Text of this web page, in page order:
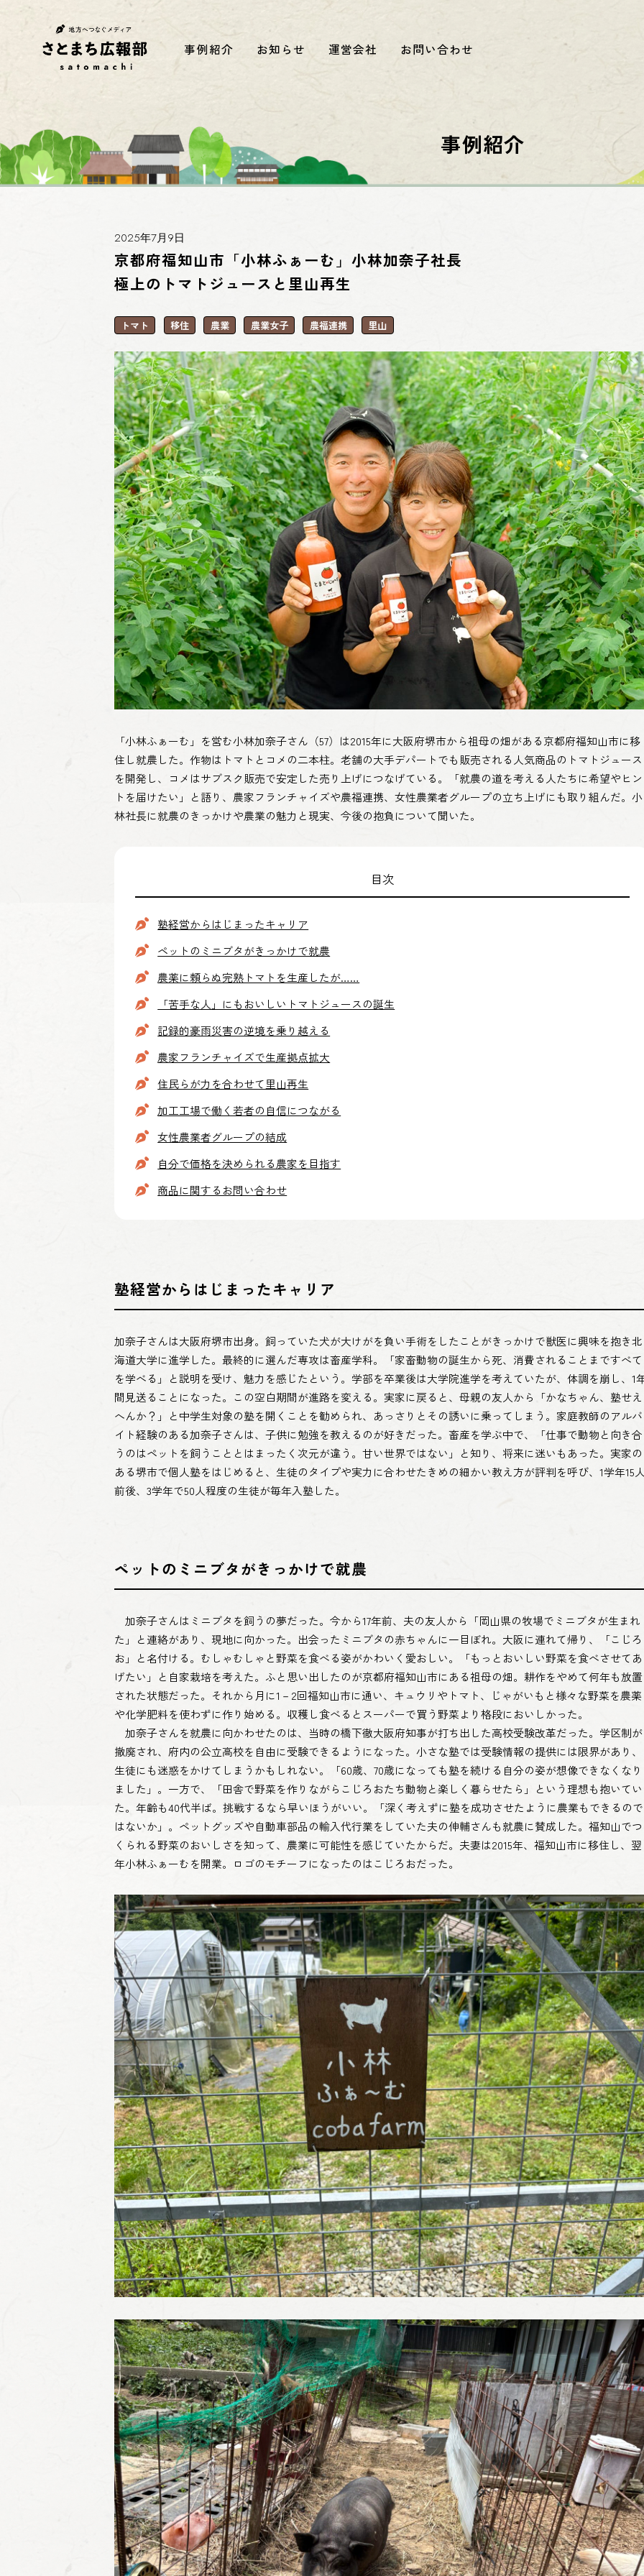
事例紹介 お知らせ 運営会社 お問い合わせ
事例紹介
2025年7月9日
京都府福知山市「小林ふぁーむ」小林加奈子社長
極上のトマトジュースと里山再生
トマト 移住 農業 農業女子 農福連携 里山
「小林ふぁーむ」を営む小林加奈子さん（57）は2015年に大阪府堺市から祖母の畑がある京都府福知山市に移
住し就農した。作物はトマトとコメの二本柱。老舗の大手デパートでも販売される人気商品のトマトジュース
を開発し、コメはサブスク販売で安定した売り上げにつなげている。「就農の道を考える人たちに希望やヒン
トを届けたい」と語り、農家フランチャイズや農福連携、女性農業者グループの立ち上げにも取り組んだ。小
林社長に就農のきっかけや農業の魅力と現実、今後の抱負について聞いた。
目次
塾経営からはじまったキャリア
ペットのミニブタがきっかけで就農
農薬に頼らぬ完熟トマトを生産したが……
「苦手な人」にもおいしいトマトジュースの誕生
記録的豪雨災害の逆境を乗り越える
農家フランチャイズで生産拠点拡大
住民らが力を合わせて里山再生
加工工場で働く若者の自信につながる
女性農業者グループの結成
自分で価格を決められる農家を目指す
商品に関するお問い合わせ
塾経営からはじまったキャリア
加奈子さんは大阪府堺市出身。飼っていた犬が大けがを負い手術をしたことがきっかけで獣医に興味を抱き北
海道大学に進学した。最終的に選んだ専攻は畜産学科。「家畜動物の誕生から死、消費されることまですべて
を学べる」と説明を受け、魅力を感じたという。学部を卒業後は大学院進学を考えていたが、体調を崩し、1
間見送ることになった。この空白期間が進路を変える。実家に戻ると、母親の友人から「かなちゃん、塾せえ
へんか？」と中学生対象の塾を開くことを勧められ、あっさりとその誘いに乗ってしまう。家庭教師のアルバ
イト経験のある加奈子さんは、子供に勉強を教えるのが好きだった。畜産を学ぶ中で、「仕事で動物と向き合
うのはペットを飼うこととはまったく次元が違う。甘い世界ではない」と知り、将来に迷いもあった。実家の
ある堺市で個人塾をはじめると、生徒のタイプや実力に合わせたきめの細かい教え方が評判を呼び、1学年15
前後、3学年で50人程度の生徒が毎年入塾した。
ペットのミニブタがきっかけで就農
加奈子さんはミニブタを飼うの夢だった。今から17年前、夫の友人から「岡山県の牧場でミニブタが生まれ
た」と連絡があり、現地に向かった。出会ったミニブタの赤ちゃんに一目ぼれ。大阪に連れて帰り、「こじろ
お」と名付ける。むしゃむしゃと野菜を食べる姿がかわいく愛おしい。「もっとおいしい野菜を食べさせてあ
げたい」と自家栽培を考えた。ふと思い出したのが京都府福知山市にある祖母の畑。耕作をやめて何年も放置
された状態だった。それから月に1－2回福知山市に通い、キュウリやトマト、じゃがいもと様々な野菜を農薬
や化学肥料を使わずに作り始める。収穫し食べるとスーパーで買う野菜より格段においしかった。
加奈子さんを就農に向かわせたのは、当時の橋下徹大阪府知事が打ち出した高校受験改革だった。学区制が
撤廃され、府内の公立高校を自由に受験できるようになった。小さな塾では受験情報の提供には限界があり、
生徒にも迷惑をかけてしまうかもしれない。「60歳、70歳になっても塾を続ける自分の姿が想像できなくなり
ました」。一方で、「田舎で野菜を作りながらこじろおたち動物と楽しく暮らせたら」という理想も抱いてい
た。年齢も40代半ば。挑戦するなら早いほうがいい。「深く考えずに塾を成功させたように農業もできるので
はないか」。ペットグッズや自動車部品の輸入代行業をしていた夫の伸輔さんも就農に賛成した。福知山でつ
くられる野菜のおいしさを知って、農業に可能性を感じていたからだ。夫妻は2015年、福知山市に移住し、翌
年小林ふぁーむを開業。ロゴのモチーフになったのはこじろおだった。